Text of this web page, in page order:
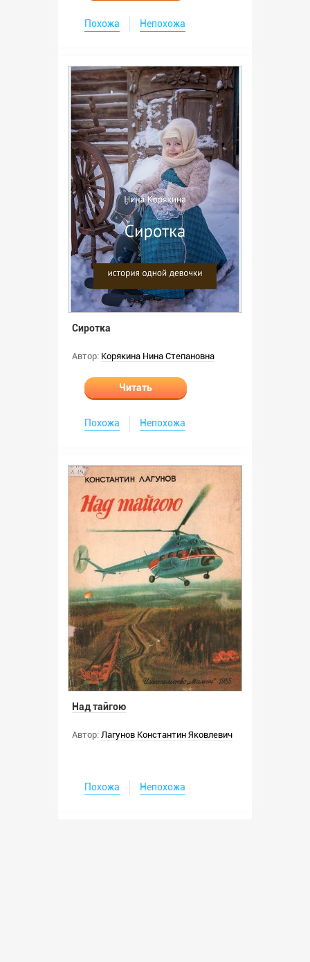
Похожа Непохожа
Сиротка
Автор: Корякина Нина Степановна
Читать
Похожа Непохожа
Над тайгою
Автор: Лагунов Константин Яковлевич
Похожа Непохожа